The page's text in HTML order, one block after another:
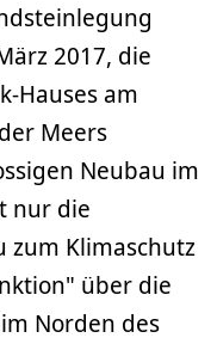
2017, die
Hauses am
Meers
Neubau im
nur die
zum Klimaschutz
über die
Norden des